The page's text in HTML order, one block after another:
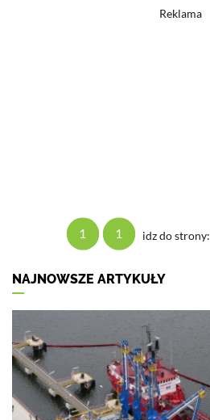
Reklama
1 1 idz do strony:
NAJNOWSZE ARTYKUŁY